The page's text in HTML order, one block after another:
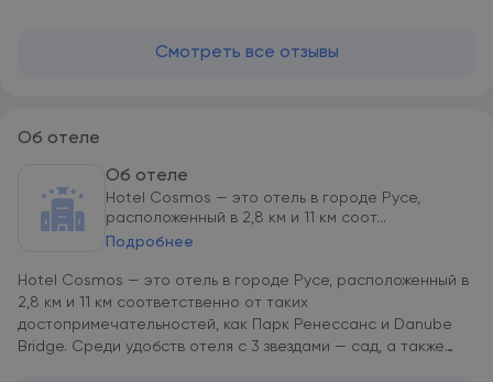
Смотреть все отзывы
Об отеле
Об отеле
Hotel Cosmos — это отель в городе Русе,
расположенный в 2,8 км и 11 км соот...
Подробнее
Hotel Cosmos — это отель в городе Русе, расположенный в
2,8 км и 11 км соответственно от таких
достопримечательностей, как Парк Ренессанс и Danube
Bridge. Среди удобств отеля с 3 звездами — сад, а также